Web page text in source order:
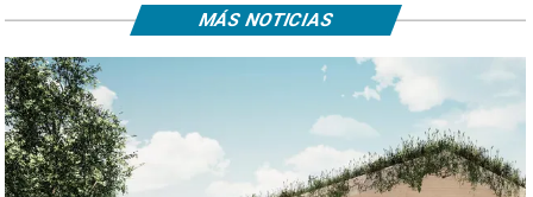
MÁS NOTICIAS